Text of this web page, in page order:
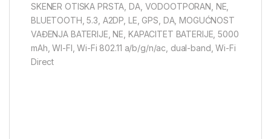
SKENER OTISKA PRSTA, DA, VODOOTPORAN, NE,
BLUETOOTH, 5.3, A2DP, LE, GPS, DA, MOGUĆNOST
VAĐENJA BATERIJE, NE, KAPACITET BATERIJE, 5000
mAh, WI-FI, Wi-Fi 802.11 a/b/g/n/ac, dual-band, Wi-Fi
Direct